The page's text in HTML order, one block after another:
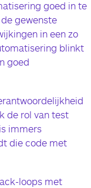
goed in te
gewenste
in een zo
blinkt
goed
de rol van test
immers
die code met
loops met